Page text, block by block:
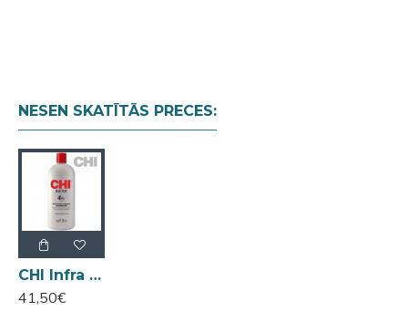
matiem un galvas ādai
Piemērots visiem matu tipiem
Bagātināts ar proteīniem lai pastiprinātu matus
Mati būs jūtami veselīgāki un pakļautīgāki
CHI Infra sistēma:
Pozītivi ielādētas zīda molekulas tiek integrētas
dabīgu matu sturktūrā, palielinot matu izturību,
elastību un tai pašā laikā mitrinot tos.
CHI Infra tā ir pirmā no matu kopšanas līnijām
NESEN SKATĪTĀS PRECES:
CHI Infra Moisture Therapy Shampoo šampūns 946ml
41,50€